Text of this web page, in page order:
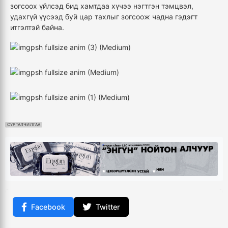
зогсоох үйлсэд бид хамтдаа хүчээ нэгтгэн тэмцвэл,
удахгүй үүсээд буй цар тахлыг зогсоож чадна гэдэгт
итгэлтэй байна.
СУРТАЛЧИЛГАА
Facebook Twitter